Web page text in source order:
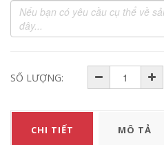
SỐ LƯỢNG:
CHI TIẾT MÔ TẢ